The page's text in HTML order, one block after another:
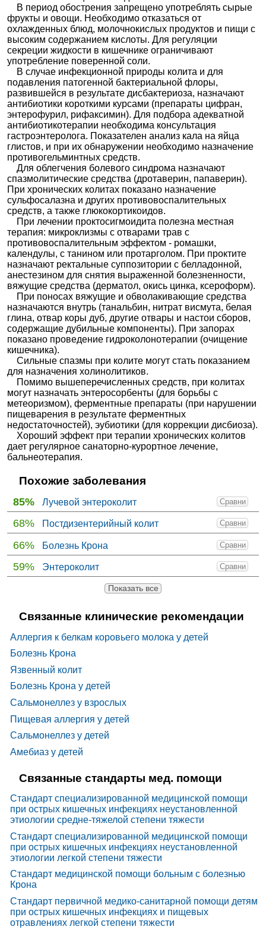
В период обострения запрещено употреблять сырые
фрукты и овощи. Необходимо отказаться от
охлажденных блюд, молочнокислых продуктов и пищи с
высоким содержанием кислоты. Для регуляции
секреции жидкости в кишечнике ограничивают
употребление поверенной соли.
В случае инфекционной природы колита и для
подавления патогенной бактериальной флоры,
развившейся в результате дисбактериоза, назначают
антибиотики короткими курсами (препараты цифран,
энтерофурил, рифаксимин). Для подбора адекватной
антибиотикотерапии необходима консультация
гастроэнтеролога. Показателен анализ кала на яйца
глистов, и при их обнаружении необходимо назначение
противогельминтных средств.
Для облегчения болевого синдрома назначают
спазмолитические средства (дротаверин, папаверин).
При хронических колитах показано назначение
сульфосалазна и других противовоспалительных
средств, а также глюкокортикоидов.
При лечении проктосигмоидита полезна местная
терапия: микроклизмы с отварами трав с
противовоспалительным эффектом - ромашки,
календулы, с танином или протарголом. При проктите
назначают ректальные суппозитории с белладонной,
анестезином для снятия выраженной болезненности,
вяжущие средства (дерматол, окись цинка, ксероформ).
При поносах вяжущие и обволакивающие средства
назначаются внутрь (танальбин, нитрат висмута, белая
глина, отвар коры дуб, другие отвары и настои сборов,
содержащие дубильные компоненты). При запорах
показано проведение гидроколонотерапии (очищение
кишечника).
Сильные спазмы при колите могут стать показанием
для назначения холинолитиков.
Помимо вышеперечисленных средств, при колитах
могут назначать энтеросорбенты (для борьбы с
метеоризмом), ферментные препараты (при нарушении
пищеварения в результате ферментных
недостаточностей), эубиотики (для коррекции дисбиоза).
Хороший эффект при терапии хронических колитов
дает регулярное санаторно-курортное лечение,
бальнеотерапия.
Похожие заболевания
85% Сравни
Лучевой энтероколит
68% Сравни
Постдизентерийный колит
66% Сравни
Болезнь Крона
59% Сравни
Энтероколит
Показать все
Связанные клинические рекомендации
Аллергия к белкам коровьего молока у детей
Болезнь Крона
Язвенный колит
Болезнь Крона у детей
Сальмонеллез у взрослых
Пищевая аллергия у детей
Сальмонеллез у детей
Амебиаз у детей
Связанные стандарты мед. помощи
Стандарт специализированной медицинской помощи
при острых кишечных инфекциях неустановленной
этиологии средне-тяжелой степени тяжести
Стандарт специализированной медицинской помощи
при острых кишечных инфекциях неустановленной
этиологии легкой степени тяжести
Стандарт медицинской помощи больным с болезнью
Крона
Стандарт первичной медико-санитарной помощи детям
при острых кишечных инфекциях и пищевых
отравлениях легкой степени тяжести